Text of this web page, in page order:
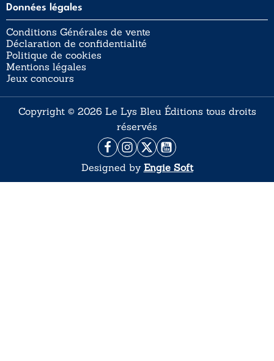
Données légales
Conditions Générales de vente
Déclaration de confidentialité
Politique de cookies
Mentions légales
Jeux concours
Copyright © 2026 Le Lys Bleu Éditions tous droits
réservés
Designed by Engie Soft